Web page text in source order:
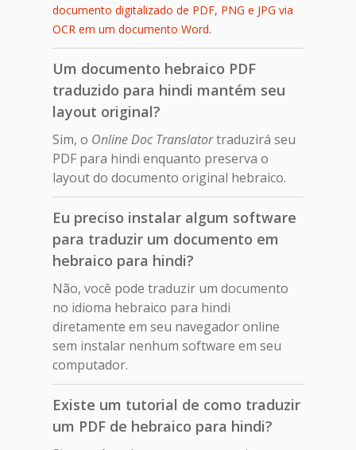
documento digitalizado de PDF, PNG e JPG via
OCR em um documento Word.
Um documento hebraico PDF
traduzido para hindi mantém seu
layout original?
Sim, o Online Doc Translatortraduzirá seu
PDF para hindi enquanto preserva o
layout do documento original hebraico.
Eu preciso instalar algum software
para traduzir um documento em
hebraico para hindi?
Não, você pode traduzir um documento
no idioma hebraico para hindi
diretamente em seu navegador online
sem instalar nenhum software em seu
computador.
Existe um tutorial de como traduzir
um PDF de hebraico para hindi?